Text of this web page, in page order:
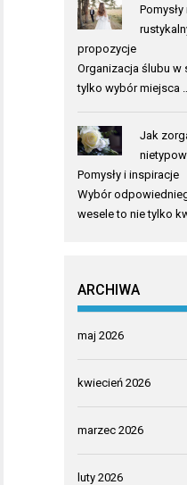
propozycje
Organizacja ślubu w
tylko wybór miejsca …
Jak
Pomysły i inspiracje
Wybór
wesele to nie tylko
ARCHIWA
maj 2026
kwiecień 2026
marzec 2026
luty 2026